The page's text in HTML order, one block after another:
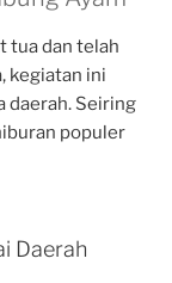
tua dan telah
kegiatan ini
daerah. Seiring
populer
Daerah